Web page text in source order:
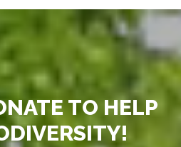
TO HELP